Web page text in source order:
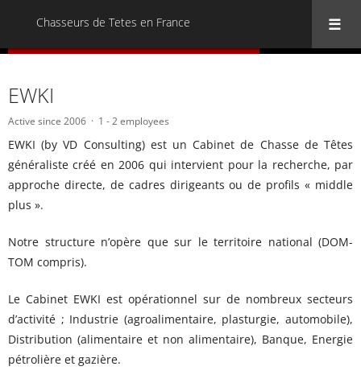
Chasseurs de Tetes en France
EWKI
Active since 2006 1 - 2 employees
EWKI (by VD Consulting) est un Cabinet de Chasse de Têtes
généraliste créé en 2006 qui intervient pour la recherche, par
approche directe, de cadres dirigeants ou de profils « middle
plus ».
Notre structure n’opère que sur le territoire national (DOM-
TOM compris).
Le Cabinet EWKI est opérationnel sur de nombreux secteurs
d’activité ; Industrie (agroalimentaire, plasturgie, automobile),
Distribution (alimentaire et non alimentaire), Banque, Energie
pétrolière et gazière.